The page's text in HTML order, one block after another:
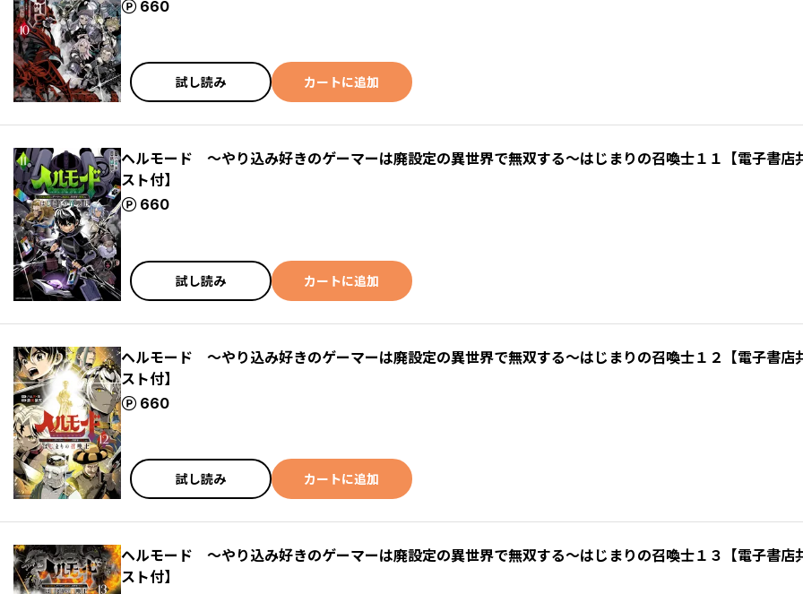
660
ポイント
試し読み カートに追加
ヘルモード ～やり込み好きのゲーマーは廃設定の異世界で無双する～はじまりの召喚士１１【電子書店
スト付】
660
ポイント
試し読み カートに追加
ヘルモード ～やり込み好きのゲーマーは廃設定の異世界で無双する～はじまりの召喚士１２【電子書店
スト付】
660
ポイント
試し読み カートに追加
ヘルモード ～やり込み好きのゲーマーは廃設定の異世界で無双する～はじまりの召喚士１３【電子書店
スト付】